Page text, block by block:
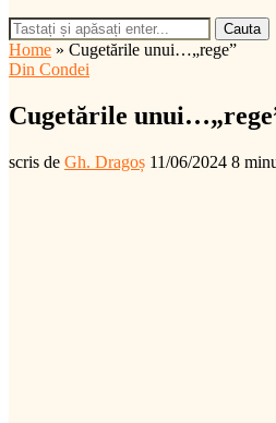
Cauta
Home » Cugetările unui…„rege”
Din Condei
Cugetările
scris de Gh. Dragoș 11/06/2024 8